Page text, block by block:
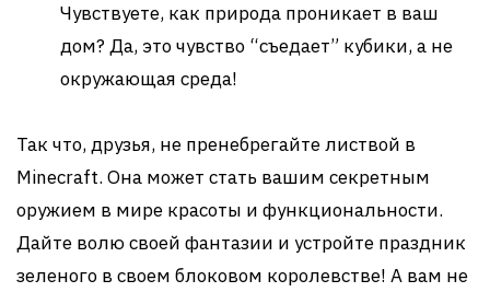
Чувствуете, как природа проникает в ваш
дом? Да, это чувство “съедает” кубики, а не
окружающая среда!
Так что, друзья, не пренебрегайте листвой в
Minecraft. Она может стать вашим секретным
оружием в мире красоты и функциональности.
Дайте волю своей фантазии и устройте праздник
зеленого в своем блоковом королевстве! А вам не